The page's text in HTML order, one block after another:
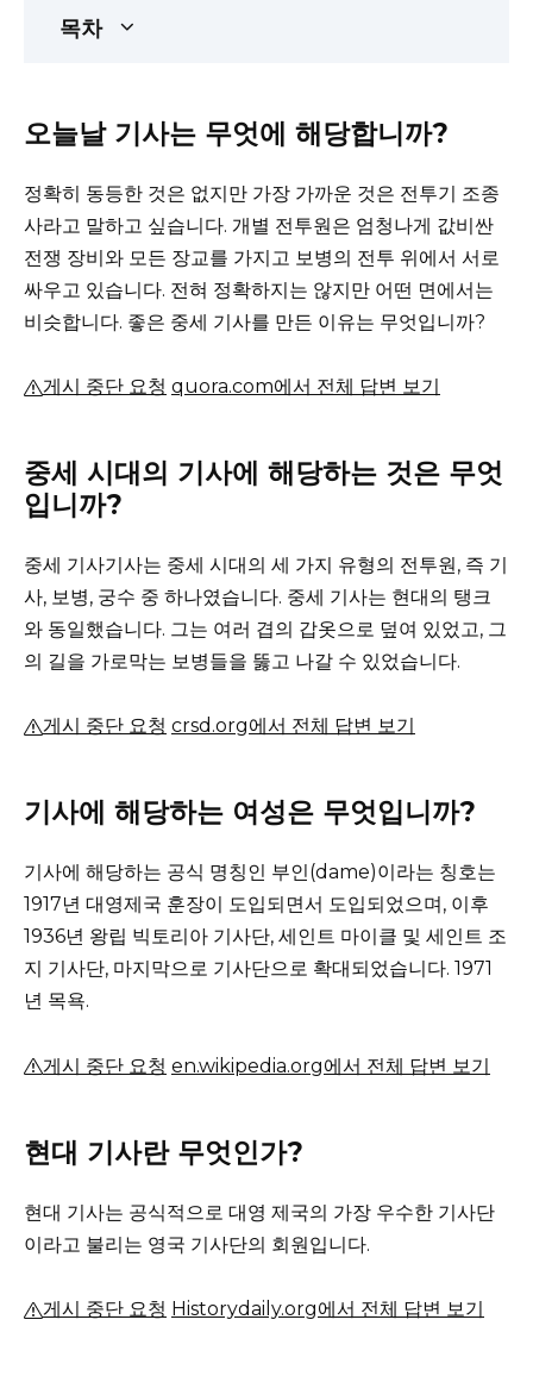
목차
오늘날 기사는 무엇에 해당합니까?
정확히 동등한 것은 없지만 가장 가까운 것은 전투기 조종
사라고 말하고 싶습니다. 개별 전투원은 엄청나게 값비싼
전쟁 장비와 모든 장교를 가지고 보병의 전투 위에서 서로
싸우고 있습니다. 전혀 정확하지는 않지만 어떤 면에서는
비슷합니다. 좋은 중세 기사를 만든 이유는 무엇입니까?
게시 중단 요청 quora.com에서 전체 답변 보기
중세 시대의 기사에 해당하는 것은 무엇
입니까?
중세 기사기사는 중세 시대의 세 가지 유형의 전투원, 즉 기
사, 보병, 궁수 중 하나였습니다. 중세 기사는 현대의 탱크
와 동일했습니다. 그는 여러 겹의 갑옷으로 덮여 있었고, 그
의 길을 가로막는 보병들을 뚫고 나갈 수 있었습니다.
게시 중단 요청 crsd.org에서 전체 답변 보기
기사에 해당하는 여성은 무엇입니까?
기사에 해당하는 공식 명칭인 부인(dame)이라는 칭호는
1917년 대영제국 훈장이 도입되면서 도입되었으며, 이후
1936년 왕립 빅토리아 기사단, 세인트 마이클 및 세인트 조
지 기사단, 마지막으로 기사단으로 확대되었습니다. 1971
년 목욕.
게시 중단 요청 en.wikipedia.org에서 전체 답변 보기
현대 기사란 무엇인가?
현대 기사는 공식적으로 대영 제국의 가장 우수한 기사단
이라고 불리는 영국 기사단의 회원입니다.
게시 중단 요청 Historydaily.org에서 전체 답변 보기